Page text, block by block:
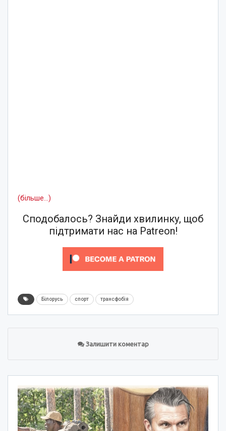
(більше…)
Сподобалось? Знайди хвилинку, щоб
підтримати нас на Patreon!
Білорусь спорт трансфобія
Залишити коментар